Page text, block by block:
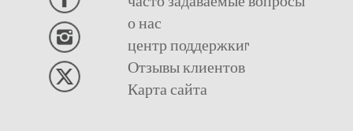
о нас
центр поддержкиr
Отзывы клиентов
Карта сайта